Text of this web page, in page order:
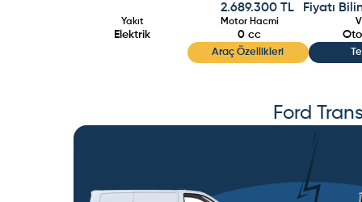
2.689.300 TL Fiyatı
Yakıt
Elektrik
Motor Hacmi
0 cc
Araç Özellikleri
Ford